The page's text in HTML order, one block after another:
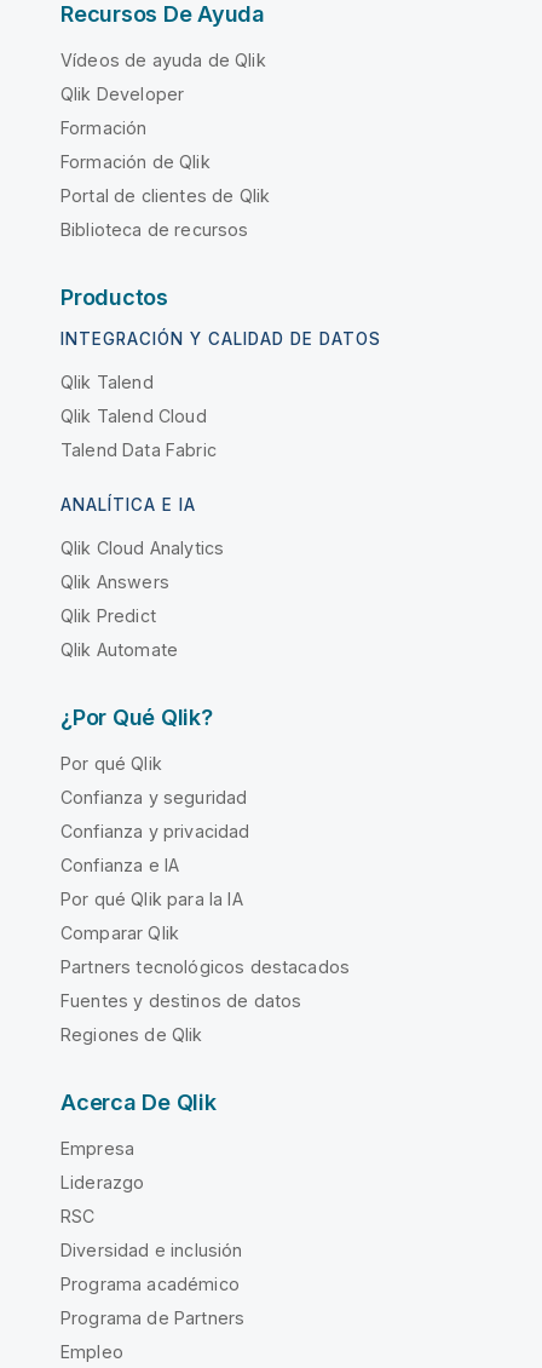
Recursos De Ayuda
Vídeos de ayuda de Qlik
Qlik Developer
Formación
Formación de Qlik
Portal de clientes de Qlik
Biblioteca de recursos
Productos
INTEGRACIÓN Y CALIDAD DE DATOS
Qlik Talend
Qlik Talend Cloud
Talend Data Fabric
ANALÍTICA E IA
Qlik Cloud Analytics
Qlik Answers
Qlik Predict
Qlik Automate
¿Por Qué Qlik?
Por qué Qlik
Confianza y seguridad
Confianza y privacidad
Confianza e IA
Por qué Qlik para la IA
Comparar Qlik
Partners tecnológicos destacados
Fuentes y destinos de datos
Regiones de Qlik
Acerca De Qlik
Empresa
Liderazgo
RSC
Diversidad e inclusión
Programa académico
Programa de Partners
Empleo